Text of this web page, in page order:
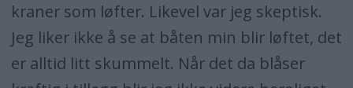
kraner som løfter. Likevel var jeg skeptisk.
Jeg liker ikke å se at båten min blir løftet, det
er alltid litt skummelt. Når det da blåser